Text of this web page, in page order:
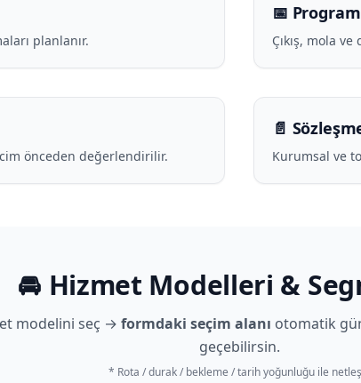
planlanır.
📅
Çıkış, mola
önceden değerlendirilir.
📄
Kurumsal ve
🚘 Hizmet Modelleri &
modelini seç → formdaki seçim alanı otomatik
geçebilirsin.
* Rota / durak / bekleme / tarih yoğunluğu ile